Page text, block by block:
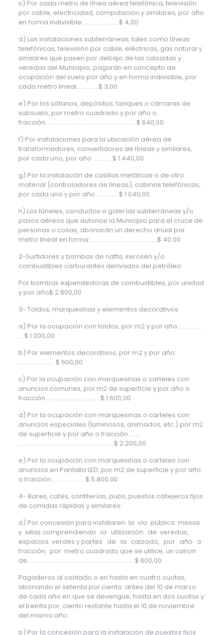
c) Por cada metro de línea aérea telefónica, televisión
por cable, electricidad, computación y similares, por año
en forma indivisible:……………………$ 4,00
d) Las instalaciones subterráneas, tales como líneas
telefónicas, televisión por cable, eléctricas, gas natural y
similares que pasen por debajo de las calzadas y
veredas del Municipio, pagarán en concepto de
ocupación del suelo por año y en forma indivisible, por
cada metro lineal……………$ 3,00
e) Por los sótanos, depósitos, tanques o cámaras de
subsuelo, por metro cuadrado y por año o
fracción…………………………………………………….$ 640,00
f) Por instalaciones para la ubicación aérea de
transformadores, convertidores de líneas y similares,
por cada uno, por año ………… $ 1.440,00
g) Por la instalación de casillas metálicas o de otro
material (controladores de líneas), cabinas telefónicas,
por cada uno y por año ………….. $ 1.040,00
h) Los túneles, conductos o galerías subterráneas y/o
pasos aéreos que autorice la Municipio para el cruce de
personas o cosas, abonarán un derecho anual por
metro lineal en forma:………………………………………$ 40.00
2-Surtidores y bombas de nafta, kerosén y/o
combustibles carburantes derivados del petróleo:
Por bombas expendedoras de combustibles, por unidad
y por año$ 2.800,00
3- Toldos, marquesinas y elementos decorativos:
a) Por la ocupación con toldos, por m2 y por año…………….
….$ 1.000,00
b) Por elementos decorativos, por m2 y por año:
………………….. $ 600,00
c) Por la ocupación con marquesinas o carteles con
anuncios comunes, por m2 de superficie y por año o
fracción …………………………….. $ 1.600,00
d) Por la ocupación con marquesinas o carteles con
anuncios especiales (luminosos, animados, etc.) por m2
de superficie y por año o fracción……..
……………………………………………………….$ 2.200,00
e) Por la ocupación con marquesinas o carteles con
anuncios en Pantalla LED, por m2 de superficie y por año
o fracción…………………..$ 5.800,00
4- Bares, cafés, confiterías, pubs, puestos callejeros fijos
de comidas rápidas y similares:
a) Por concesión para instalaren la vía pública mesas
y sillas comprendiendo la utilización de veredas,
espacios verdes y partes de la calzada, por año o
fracción, por metro cuadrado que se utilice, un canon
de………………………………………………..…….………$ 600,00
Pagaderos al contado o en hasta en cuatro cuotas,
abonando el setenta por ciento antes del 10 de marzo
de cada año en que se devengue, hasta en dos cuotas y
el treinta por ciento restante hasta el 10 de noviembre
del mismo año.
b) Por la concesión para la instalación de puestos fijos